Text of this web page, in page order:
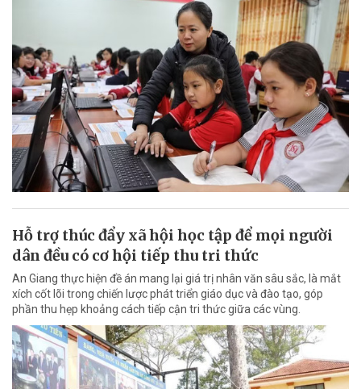
Hỗ trợ thúc đẩy xã hội học tập để mọi người
dân đều có cơ hội tiếp thu tri thức
An Giang thực hiện đề án mang lại giá trị nhân văn sâu sắc, là mắt
xích cốt lõi trong chiến lược phát triển giáo dục và đào tạo, góp
phần thu hẹp khoảng cách tiếp cận tri thức giữa các vùng.